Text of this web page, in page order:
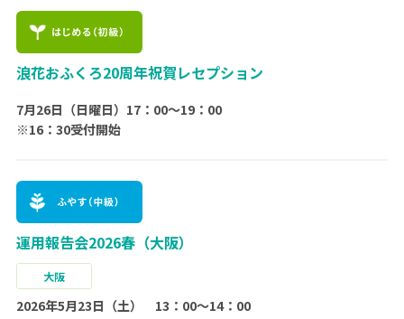
浪花おふくろ20周年祝賀レセプション
7月26日（日曜日）17：00〜19：00
※16：30受付開始
運用報告会2026春（大阪）
大阪
2026年5月23日（土） 13：00～14：00